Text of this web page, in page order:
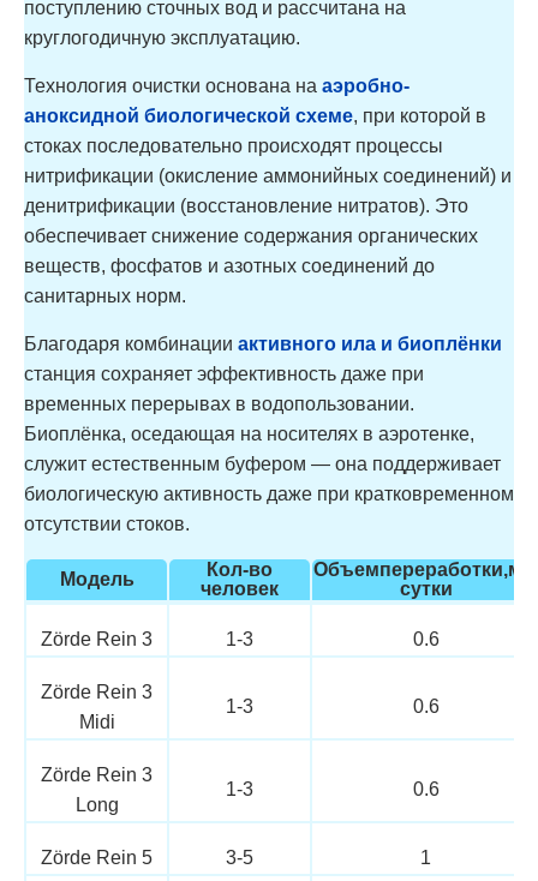
поступлению сточных вод и рассчитана на
круглогодичную эксплуатацию.
Технология очистки основана на аэробно-
аноксидной биологической схеме, при которой в
стоках последовательно происходят процессы
нитрификации (окисление аммонийных соединений) и
денитрификации (восстановление нитратов). Это
обеспечивает снижение содержания органических
веществ, фосфатов и азотных соединений до
санитарных норм.
Благодаря комбинации активного ила и биоплёнки
станция сохраняет эффективность даже при
временных перерывах в водопользовании.
Биоплёнка, оседающая на носителях в аэротенке,
служит естественным буфером — она поддерживает
биологическую активность даже при кратковременном
отсутствии стоков.
Модель
Кол-во
человек
Объемпереработки,м3/
сутки
Zörde Rein 3 1-3 0.6
Zörde Rein 3
Midi
1-3 0.6
Zörde Rein 3
Long
1-3 0.6
Zörde Rein 5 3-5 1